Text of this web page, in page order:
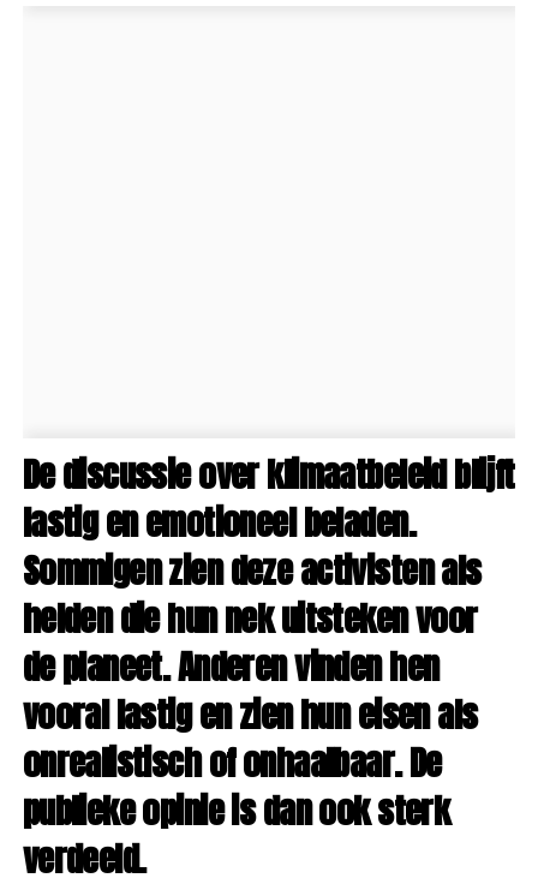
De discussie over klimaatbeleid blijft
lastig en emotioneel beladen.
Sommigen zien deze activisten als
helden die hun nek uitsteken voor
de planeet. Anderen vinden hen
vooral lastig en zien hun eisen als
onrealistisch of onhaalbaar. De
publieke opinie is dan ook sterk
verdeeld.